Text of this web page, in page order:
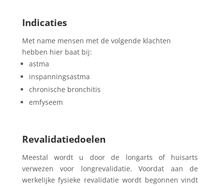
Indicaties
Met name mensen met de volgende klachten
hebben hier baat bij:
astma
inspanningsastma
chronische bronchitis
emfyseem
Revalidatiedoelen
Meestal wordt u door de longarts of huisarts
verwezen voor longrevalidatie. Voordat aan de
werkelijke fysieke revalidatie wordt begonnen vindt